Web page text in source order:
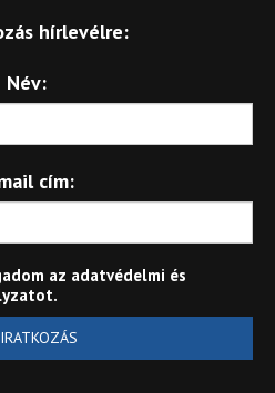
hírlevélre:
Név:
cím:
az adatvédelmi és
.